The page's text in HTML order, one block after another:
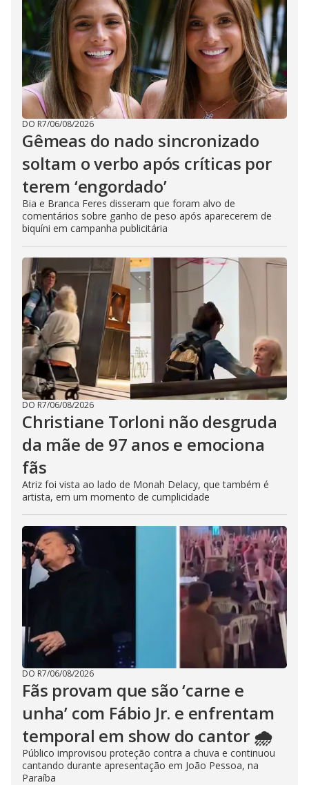
DO R7/06/08/2026
Gêmeas do nado sincronizado
soltam o verbo após críticas por
terem ‘engordado’
Bia e Branca Feres disseram que foram alvo de
comentários sobre ganho de peso após aparecerem de
biquíni em campanha publicitária
DO R7/06/08/2026
Christiane Torloni não desgruda
da mãe de 97 anos e emociona
fãs
Atriz foi vista ao lado de Monah Delacy, que também é
artista, em um momento de cumplicidade
DO R7/06/08/2026
Fãs provam que são ‘carne e
unha’ com Fábio Jr. e enfrentam
temporal em show do cantor 🌧️
Público improvisou proteção contra a chuva e continuou
cantando durante apresentação em João Pessoa, na
Paraíba